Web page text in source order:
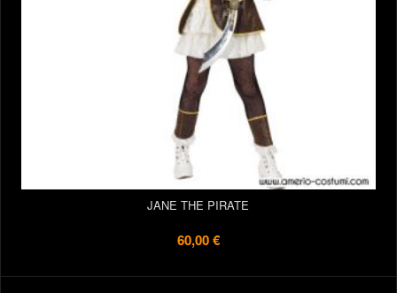
JANE THE PIRATE
60,00 €